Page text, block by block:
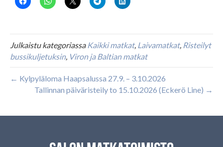
Julkaistu kategoriassa Kaikki matkat, Laivamatkat, Risteilyt
bussikuljetuksin, Viron ja Baltian matkat
← Kylpyläloma Haapsalussa 27.9. – 3.10.2026
Tallinnan päiväristeily to 15.10.2026 (Eckerö Line) →